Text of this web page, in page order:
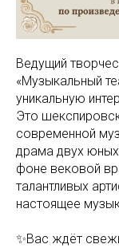
Ведущий
«Музыкальный
уникальную
Это
современной
драма двух
фоне вековой
талантливых
настоящее
✨Вас ждёт